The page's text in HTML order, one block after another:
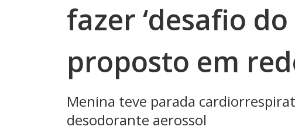
fazer ‘desafio
proposto em
Menina teve parada
desodorante aerossol